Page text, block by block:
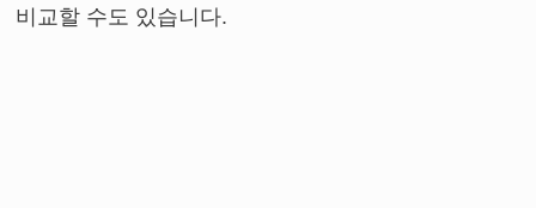
비교할 수도 있습니다.